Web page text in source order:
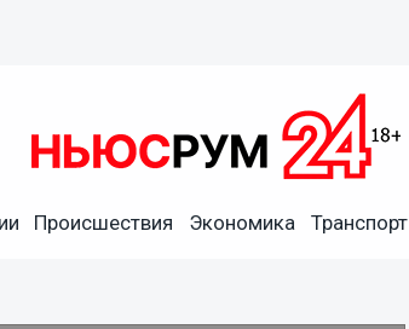
Происшествия Экономика Транспорт
старинного дома